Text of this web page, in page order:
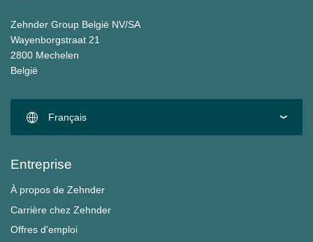
Zehnder Group België NV/SA
Wayenborgstraat 21
2800 Mechelen
België
Français
Entreprise
À propos de Zehnder
Carrière chez Zehnder
Offres d'emploi